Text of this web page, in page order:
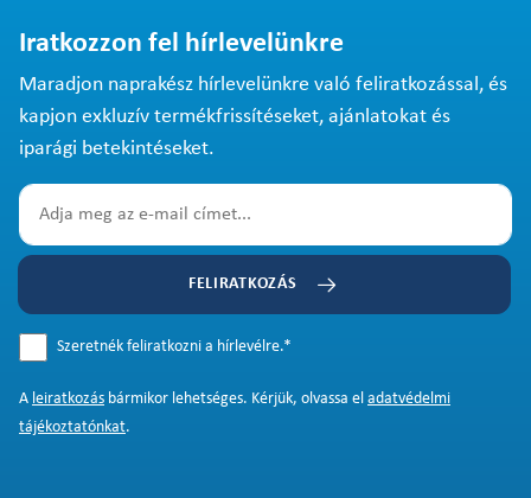
Iratkozzon fel hírlevelünkre
Maradjon naprakész hírlevelünkre való feliratkozással, és
kapjon exkluzív termékfrissítéseket, ajánlatokat és
iparági betekintéseket.
FELIRATKOZÁS
Szeretnék feliratkozni a hírlevélre.*
A leiratkozás bármikor lehetséges. Kérjük, olvassa el adatvédelmi
tájékoztatónkat.